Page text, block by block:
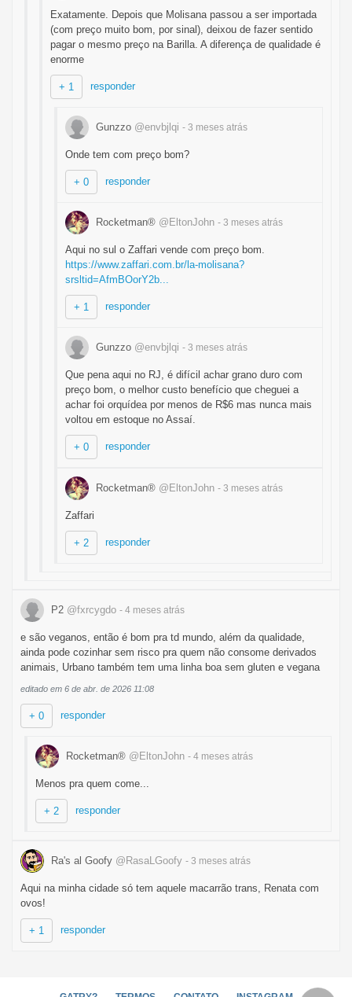
Exatamente. Depois que Molisana passou a ser importada
(com preço muito bom, por sinal), deixou de fazer sentido
pagar o mesmo preço na Barilla. A diferença de qualidade é
enorme
+ 1 responder
Gunzzo @envbjlqi - 3 meses atrás
Onde tem com preço bom?
+ 0 responder
Rocketman® @EltonJohn - 3 meses atrás
Aqui no sul o Zaffari vende com preço bom.
https://www.zaffari.com.br/la-molisana?
srsltid=AfmBOorY2b...
+ 1 responder
Gunzzo @envbjlqi - 3 meses atrás
Que pena aqui no RJ, é difícil achar grano duro com
preço bom, o melhor custo benefício que cheguei a
achar foi orquídea por menos de R$6 mas nunca mais
voltou em estoque no Assaí.
+ 0 responder
Rocketman® @EltonJohn - 3 meses atrás
Zaffari
+ 2 responder
P2 @fxrcygdo - 4 meses atrás
e são veganos, então é bom pra td mundo, além da qualidade,
ainda pode cozinhar sem risco pra quem não consome derivados
animais, Urbano também tem uma linha boa sem gluten e vegana
editado em 6 de abr. de 2026 11:08
+ 0 responder
Rocketman® @EltonJohn - 4 meses atrás
Menos pra quem come...
+ 2 responder
Ra's al Goofy @RasaLGoofy - 3 meses atrás
Aqui na minha cidade só tem aquele macarrão trans, Renata com
ovos!
+ 1 responder